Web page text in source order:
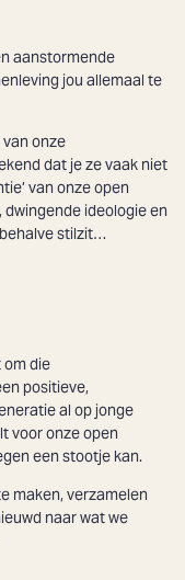
aanstormende
jou allemaal te
onze
dat je ze vaak niet
van onze open
ideologie en
stilzit…
om die
positieve,
al op jonge
voor onze open
een stootje kan.
maken, verzamelen
naar wat we